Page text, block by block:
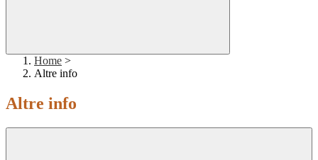
Home >
Altre info
Altre info